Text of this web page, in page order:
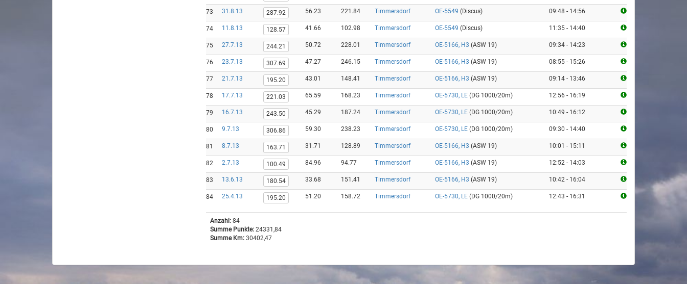
73 31.8.13 287.92 56.23 221.84 Timmersdorf OE-5549 (Discus) 09:48 - 14:56
74 11.8.13 128.57 41.66 102.98 Timmersdorf OE-5549 (Discus) 11:35 - 14:40
75 27.7.13 244.21 50.72 228.01 Timmersdorf OE-5166, H3 (ASW 19) 09:34 - 14:23
76 23.7.13 307.69 47.27 246.15 Timmersdorf OE-5166, H3 (ASW 19) 08:55 - 15:26
77 21.7.13 195.20 43.01 148.41 Timmersdorf OE-5166, H3 (ASW 19) 09:14 - 13:46
78 17.7.13 221.03 65.59 168.23 Timmersdorf OE-5730, LE(DG 1000/20m) 12:56 - 16:19
79 16.7.13 243.50 45.29 187.24 Timmersdorf OE-5730, LE(DG 1000/20m) 10:49 - 16:12
80 9.7.13 306.86 59.30 238.23 Timmersdorf OE-5730, LE(DG 1000/20m) 09:30 - 14:40
81 8.7.13 163.71 31.71 128.89 Timmersdorf OE-5166, H3 (ASW 19) 10:01 - 15:11
82 2.7.13 100.49 84.96 94.77 Timmersdorf OE-5166, H3 (ASW 19) 12:52 - 14:03
83 13.6.13 180.54 33.68 151.41 Timmersdorf OE-5166, H3 (ASW 19) 10:42 - 16:04
84 25.4.13 195.20 51.20 158.72 Timmersdorf OE-5730, LE(DG 1000/20m) 12:43 - 16:31
Anzahl:84
Summe Punkte:24331,84
Summe Km:30402,47